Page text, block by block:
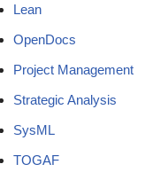
Lean
OpenDocs
Project Management
Strategic Analysis
SysML
TOGAF